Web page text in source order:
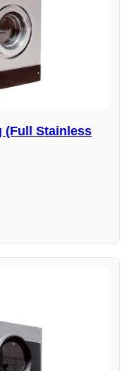
(Full Stainless